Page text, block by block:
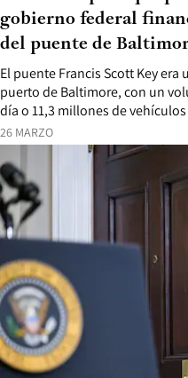
26 MARZO
El puente Francis Scott Key
puerto de Baltimore, con un
día o 11,3 millones de
gobierno federal
del puente de